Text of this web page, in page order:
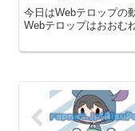
今日はWebテロップの
Webテロップはおおむ